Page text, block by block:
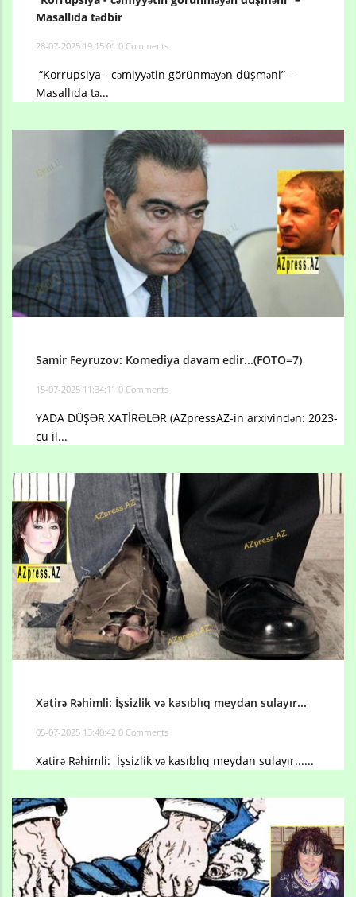
Masallıda tədbir
28-07-2025 19:15:01 0 Comments
“Korrupsiya - cəmiyyətin görünməyən düşməni” –
Masallıda tə...
Samir Feyruzov: Komediya davam edir...(FOTO=7)
15-07-2025 11:34:11 0 Comments
YADA DÜŞƏR XATİRƏLƏR (AZpressAZ-in arxivindən: 2023-
cü il...
Xatirə Rəhimli: İşsizlik və kasıblıq meydan sulayır...
05-07-2025 13:40:42 0 Comments
Xatirə Rəhimli: İşsizlik və kasıblıq meydan sulayır......